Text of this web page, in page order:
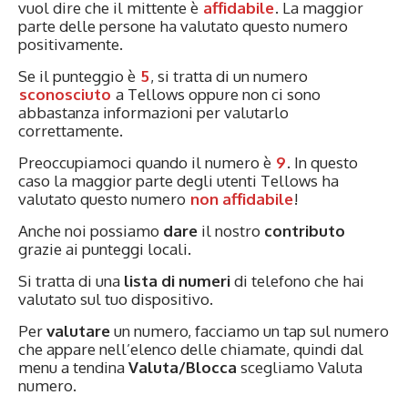
vuol dire che il mittente è affidabile. La maggior
parte delle persone ha valutato questo numero
positivamente.
Se il punteggio è 5, si tratta di un numero
sconosciuto a Tellows oppure non ci sono
abbastanza informazioni per valutarlo
correttamente.
Preoccupiamoci quando il numero è 9. In questo
caso la maggior parte degli utenti Tellows ha
valutato questo numero non affidabile!
Anche noi possiamo dare il nostro contributo
grazie ai punteggi locali.
Si tratta di una lista di numeridi telefono che hai
valutato sul tuo dispositivo.
Pervalutareun numero, facciamo un tap sul numero
che appare nell’elenco delle chiamate, quindi dal
menu a tendinaValuta/Blocca scegliamo Valuta
numero.